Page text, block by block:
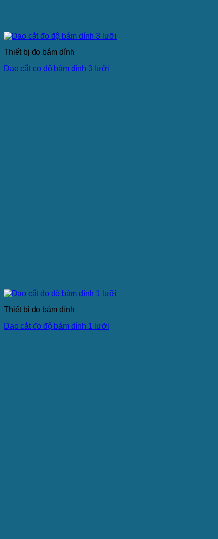
Thiết bị đo bám dính
Dao cắt đo độ bám dính 3 lưỡi
Thiết bị đo bám dính
Dao cắt đo độ bám dính 1 lưỡi